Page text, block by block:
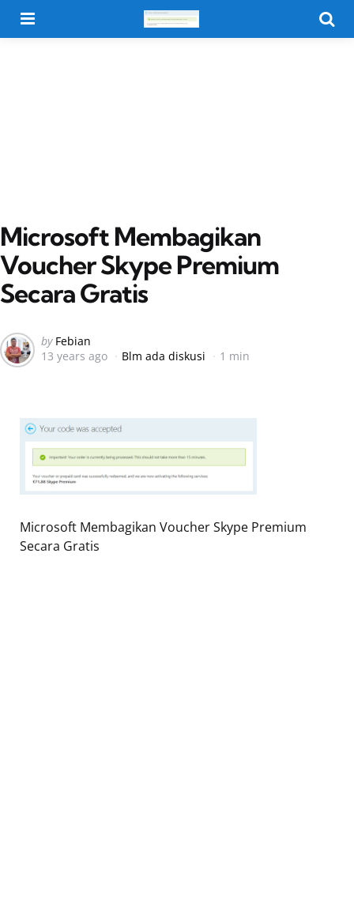
Microsoft Membagikan
Voucher Skype Premium
Secara Gratis
Posted
by
by Febian
13 years ago
Blm ada diskusi 1 min
Microsoft Membagikan Voucher Skype Premium
Secara Gratis